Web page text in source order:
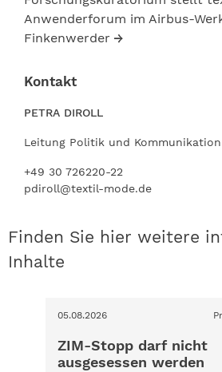
Anwenderforum im Airbus-
Finkenwerder
Kontakt
PETRA DIROLL
Leitung Politik und Kommunikation
+49 30 726220-22
pdiroll@textil-mode.de
Finden Sie hier weitere
Inhalte
05.08.2026
ZIM-Stopp darf nicht
ausgesessen werden